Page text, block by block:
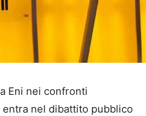
Eni nei confronti
entra nel dibattito pubblico